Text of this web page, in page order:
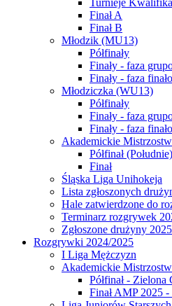
Finał A
Finał B
Młodzik (MU13)
Półfinały
Finały - faza
Finały - faza
Młodziczka (WU13)
Półfinały
Finały - faza
Finały - faza
Akademickie
Półfinał (Południe)
Finał
Śląska Liga Unihokeja
Lista zgłoszonych
Hale zatwierdzone do
Terminarz rozgrywek
Zgłoszone drużyny
Rozgrywki 2024/2025
I Liga Mężczyzn
Akademickie
Półfinał - Zielona
Finał AMP 2025